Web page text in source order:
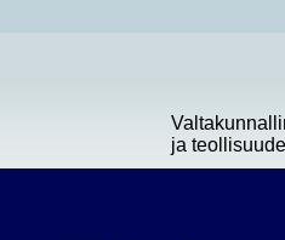
ja